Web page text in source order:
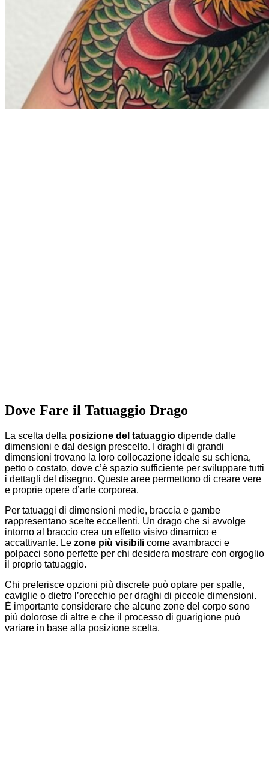
Dove Fare il Tatuaggio Drago
La scelta della posizione del tatuaggio dipende dalle
dimensioni e dal design prescelto. I draghi di grandi
dimensioni trovano la loro collocazione ideale su schiena,
petto o costato, dove c’è spazio sufficiente per sviluppare tutti
i dettagli del disegno. Queste aree permettono di creare vere
e proprie opere d’arte corporea.
Per tatuaggi di dimensioni medie, braccia e gambe
rappresentano scelte eccellenti. Un drago che si avvolge
intorno al braccio crea un effetto visivo dinamico e
accattivante. Le zone più visibili come avambracci e
polpacci sono perfette per chi desidera mostrare con orgoglio
il proprio tatuaggio.
Chi preferisce opzioni più discrete può optare per spalle,
caviglie o dietro l’orecchio per draghi di piccole dimensioni.
È importante considerare che alcune zone del corpo sono
più dolorose di altre e che il processo di guarigione può
variare in base alla posizione scelta.